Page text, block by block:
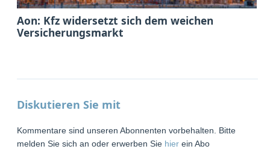
Aon: Kfz widersetzt sich dem weichen
Versicherungsmarkt
Diskutieren Sie mit
Kommentare sind unseren Abonnenten vorbehalten. Bitte
melden Sie sich an oder erwerben Sie hier ein Abo